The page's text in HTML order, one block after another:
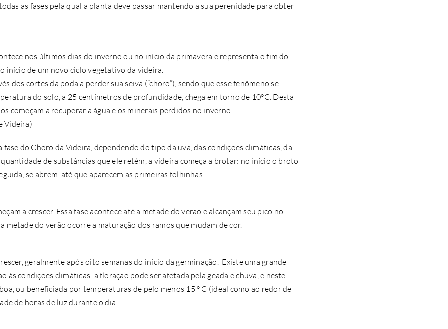
as fases pela qual a planta deve passar mantendo a sua perenidade para obter
nos últimos dias do inverno ou no início da primavera e representa o fim do
início de um novo ciclo vegetativo da videira.
dos cortes da poda a perder sua seiva (“choro”), sendo que esse fenômeno se
do solo, a 25 centímetros de profundidade, chega em torno de 10°C. Desta
começam a recuperar a água e os minerais perdidos no inverno.
Videira)
fase do Choro da Videira, dependendo do tipo da uva, das condições climáticas, da
de substâncias que ele retém, a videira começa a brotar: no início o broto
se abrem até que aparecem as primeiras folhinhas.
a crescer. Essa fase acontece até a metade do verão e alcançam seu pico no
metade do verão ocorre a maturação dos ramos que mudam de cor.
geralmente após oito semanas do início da germinação. Existe uma grande
às condições climáticas: a floração pode ser afetada pela geada e chuva, e neste
ou beneficiada por temperaturas de pelo menos 15 ° C (ideal como ao redor de
de horas de luz durante o dia.